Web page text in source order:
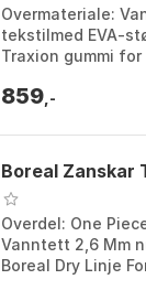
Overmateriale:
tekstilmed EVA-
Traxion gummi
og COLD.RDY.
859 ,-
Boreal Zanskar
Overdel: One
Vanntett 2,6 Mm
Boreal Dry Linje